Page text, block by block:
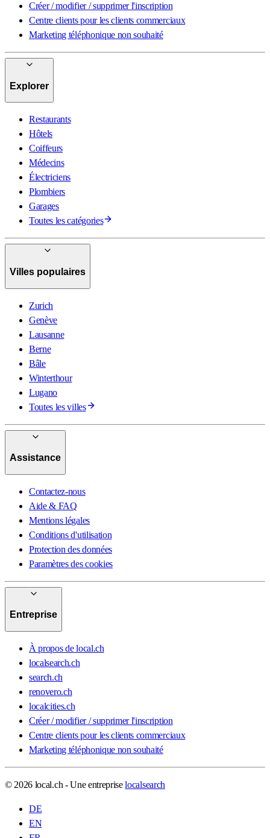
Créer / modifier / supprimer l'inscription
Centre clients pour les clients commerciaux
Marketing téléphonique non souhaité
Explorer
Restaurants
Hôtels
Coiffeurs
Médecins
Électriciens
Plombiers
Garages
Toutes les catégories
Villes populaires
Zurich
Genève
Lausanne
Berne
Bâle
Winterthour
Lugano
Toutes les villes
Assistance
Contactez-nous
Aide & FAQ
Mentions légales
Conditions d'utilisation
Protection des données
Paramètres des cookies
Entreprise
À propos de local.ch
localsearch.ch
search.ch
renovero.ch
localcities.ch
Créer / modifier / supprimer l'inscription
Centre clients pour les clients commerciaux
Marketing téléphonique non souhaité
© 2026 local.ch - Une entrepriselocalsearch
DE
EN